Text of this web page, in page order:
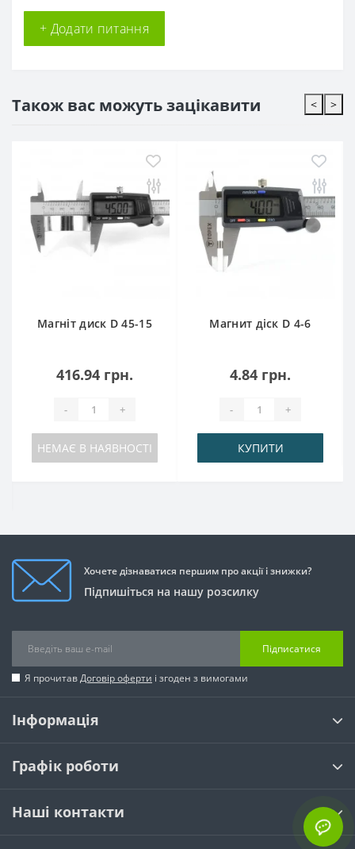
+ Додати питання
Також вас можуть зацікавити <
Магніт диск D 45-15
416.94 грн.
- +
НЕМАЄ В НАЯВНОСТІ
Магнит діск D 4-6
4.84 грн.
- +
КУПИТИ
>
Хочете дізнаватися першим про акції і знижки?
Підпишіться на нашу розсилку
Підписатися
Я прочитавДоговір оферти і згоден з вимогами
Інформація
Графік роботи
Наші контакти